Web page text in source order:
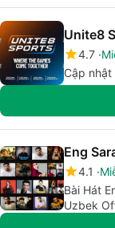
Unite8
4.7
Cập nhật
Eng
4.1
Bài Hát
Uzbek